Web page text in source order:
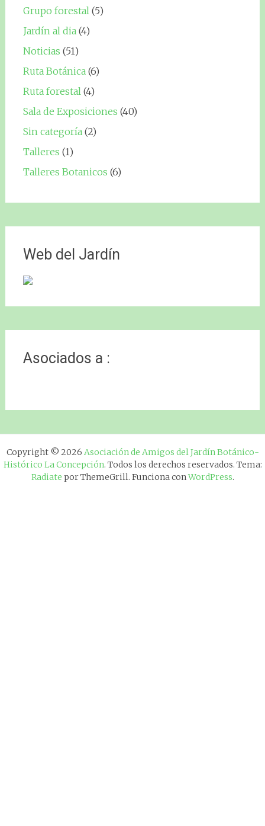
Grupo forestal (5)
Jardín al dia (4)
Noticias (51)
Ruta Botánica (6)
Ruta forestal (4)
Sala de Exposiciones (40)
Sin categoría (2)
Talleres (1)
Talleres Botanicos (6)
Web del Jardín
Asociados a :
Copyright © 2026 Asociación de Amigos del Jardín Botánico-
Histórico La Concepción. Todos los derechos reservados. Tema:
Radiate por ThemeGrill. Funciona conWordPress.